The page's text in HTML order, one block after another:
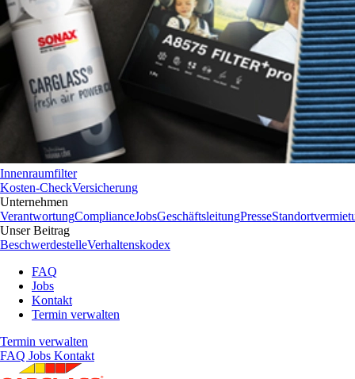
Innenraumfilter
Kosten-CheckVersicherung
Unternehmen
VerantwortungComplianceJobsGeschäftsleitungPresse
Unser Beitrag
BeschwerdestelleVerhaltenskodex
FAQ
Jobs
Kontakt
Termin verwalten
Termin verwalten
FAQ Jobs Kontakt